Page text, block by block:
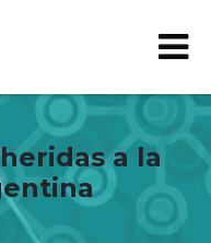
a la